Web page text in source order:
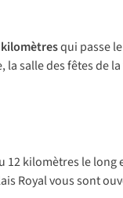
kilomètresqui passe
salle des fêtes de
kilomètres le
Royal vous sont